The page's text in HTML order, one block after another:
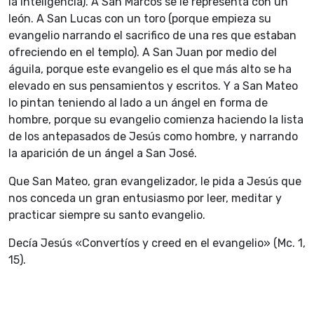
león. A San Lucas con un toro (porque empieza su
evangelio narrando el sacrifico de una res que estaban
ofreciendo en el templo). A San Juan por medio del
águila, porque este evangelio es el que más alto se ha
elevado en sus pensamientos y escritos. Y a San Mateo
lo pintan teniendo al lado a un ángel en forma de
hombre, porque su evangelio comienza haciendo la lista
de los antepasados de Jesús como hombre, y narrando
la aparición de un ángel a San José.
Que San Mateo, gran evangelizador, le pida a Jesús que
nos conceda un gran entusiasmo por leer, meditar y
practicar siempre su santo evangelio.
Decía Jesús «Convertíos y creed en el evangelio» (Mc. 1,
15).